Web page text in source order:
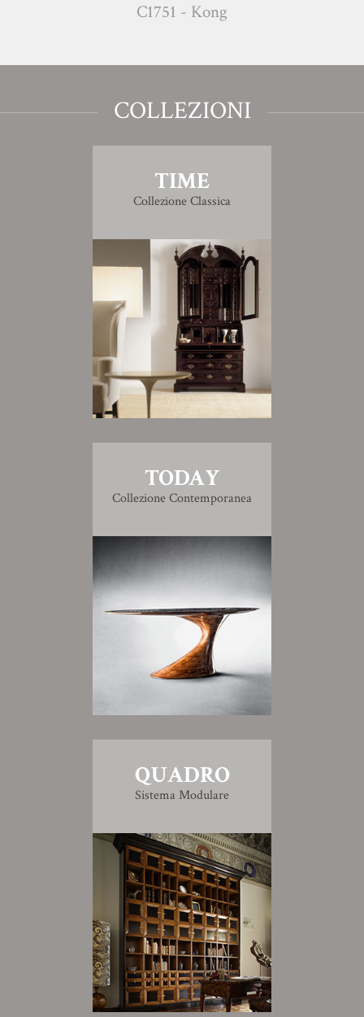
C1751 - Kong
COLLEZIONI
TIME
Collezione Classica
TODAY
Collezione Contemporanea
QUADRO
Sistema Modulare